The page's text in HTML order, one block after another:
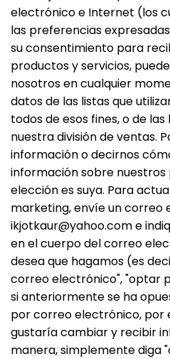
electrónico e Internet (los
las preferencias
su consentimiento para
productos y servicios,
nosotros en cualquier
datos de las listas que
todos de esos fines, o de
nuestra división de ventas.
información o decirnos
información sobre nuestros
elección es suya. Para
marketing, envíe un
ikjotkaur@yahoo.com e
en el cuerpo del correo
desea que hagamos (es
correo electrónico", "optar
si anteriormente se ha
por correo electrónico, por
gustaría cambiar y recibir
manera, simplemente diga